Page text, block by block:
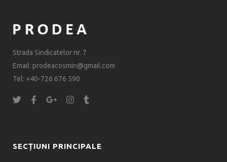
Strada Sindicatelor nr. 7
Email: prodeacosmin@gmail.com
Tel: +40-726 676 590
SECȚIUNI PRINCIPALE